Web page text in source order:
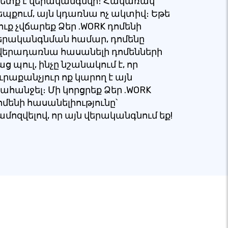
այն կդառնա ոչ ակտիվ։ Եթե
չվճարեք Ձեր .WORK դոմենի
համար, դոմենը
հասանելի դոմենների
պուլ, ինչը նշանակում է, որ
ոք կարող է այն
Մի կորցրեք Ձեր .WORK
հասանելիությունը՝
որ այն վերականգնում եք!